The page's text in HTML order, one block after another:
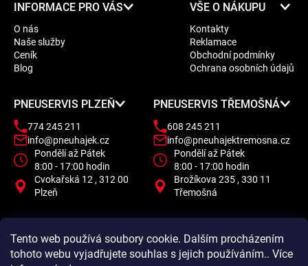
Tento web používá soubory cookie. Dalším procházením
tohoto webu vyjadřujete souhlas s jejich používáním.. Více
INFORMACE PRO VÁS
O nás
Naše služby
Ceník
Blog
VŠE O NÁKUPU
Kontakty
Reklamace
Obchodní podmínky
Ochrana osobních údajů
PNEUSERVIS PLZEŇ
774 245 211
info@pneuhajek.cz
Pondělí až Pátek
8:00 - 17:00 hodin
Cvokařská 12 , 312 00
Plzeň
PNEUSERVIS TŘEMOŠNÁ
608 245 211
info@pneuhajektremosna.cz
Pondělí až Pátek
8:00 - 17:00 hodin
Brožíkova 235 , 330 11
Třemošná